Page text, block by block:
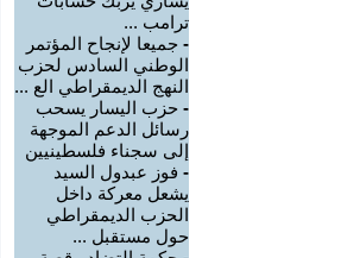
ترامب ...
- جميعا لإنجاح المؤتمر
الوطني السادس لحزب
النهج الديمقراطي الع ...
- حزب اليسار يسحب
رسائل الدعم الموجهة
إلى سجناء فلسطينيين
- فوز عبدول السيد
يشعل معركة داخل
الحزب الديمقراطي
حول مستقبل ...